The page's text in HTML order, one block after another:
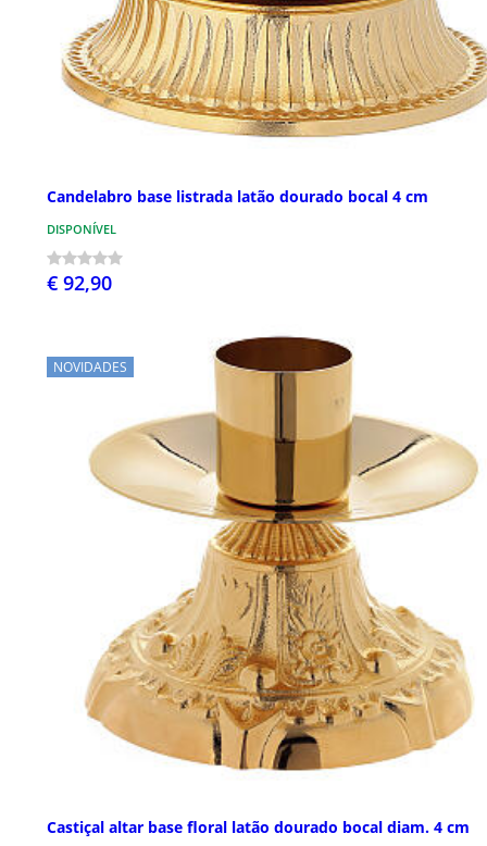
Candelabro base listrada latão dourado bocal 4 cm
DISPONÍVEL
€ 92,90
NOVIDADES
Castiçal altar base floral latão dourado bocal diam. 4 cm